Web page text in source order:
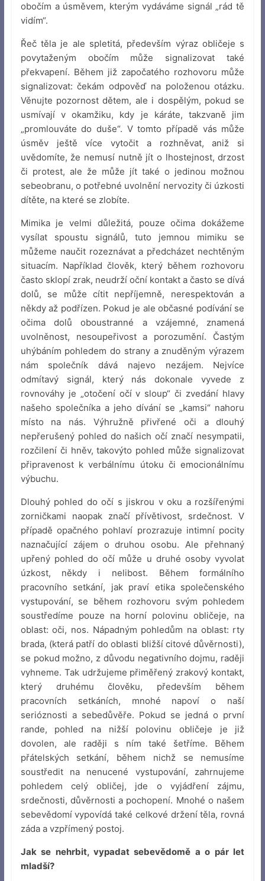
obočím a úsměvem, kterým vydáváme signál „rád tě
vidím“.
Řeč těla je ale spletitá, především výraz obličeje s
povytaženým obočím může signalizovat také
překvapení. Během již započatého rozhovoru může
signalizovat: čekám odpověď na položenou otázku.
Věnujte pozornost dětem, ale i dospělým, pokud se
usmívají v okamžiku, kdy je káráte, takzvaně jim
„promlouváte do duše“. V tomto případě vás může
úsměv ještě více vytočit a rozhněvat, aniž si
uvědomíte, že nemusí nutně jít o lhostejnost, drzost
či protest, ale že může jít také o jedinou možnou
sebeobranu, o potřebné uvolnění nervozity či úzkosti
dítěte, na které se zlobíte.
Mimika je velmi důležitá, pouze očima dokážeme
vysílat spoustu signálů, tuto jemnou mimiku se
můžeme naučit rozeznávat a předcházet nechtěným
situacím. Například člověk, který během rozhovoru
často sklopí zrak, neudrží oční kontakt a často se dívá
dolů, se může cítit nepříjemně, nerespektován a
někdy až podřízen. Pokud je ale občasné podívání se
očima dolů oboustranné a vzájemné, znamená
uvolněnost, nesoupeřivost a porozumění. Častým
uhýbáním pohledem do strany a znuděným výrazem
nám společník dává najevo nezájem. Nejvíce
odmítavý signál, který nás dokonale vyvede z
rovnováhy je „otočení očí v sloup“ či zvedání hlavy
našeho společníka a jeho dívání se „kamsi“ nahoru
místo na nás. Výhružně přivřené oči a dlouhý
nepřerušený pohled do našich očí značí nesympatii,
rozčilení či hněv, takovýto pohled může signalizovat
připravenost k verbálnímu útoku či emocionálnímu
výbuchu.
Dlouhý pohled do očí s jiskrou v oku a rozšířenými
zorničkami naopak značí přívětivost, srdečnost. V
případě opačného pohlaví prozrazuje intimní pocity
naznačující zájem o druhou osobu. Ale přehnaný
upřený pohled do očí může u druhé osoby vyvolat
úzkost, někdy i nelibost. Během formálního
pracovního setkání, jak praví etika společenského
vystupování, se během rozhovoru svým pohledem
soustředíme pouze na horní polovinu obličeje, na
oblast: oči, nos. Nápadným pohledům na oblast: rty
brada, (která patří do oblasti bližší citové důvěrnosti),
se pokud možno, z důvodu negativního dojmu, raději
vyhneme. Tak udržujeme přiměřený zrakový kontakt,
který druhému člověku, především během
pracovních setkáních, mnohé napoví o naší
serióznosti a sebedůvěře. Pokud se jedná o první
rande, pohled na nižší polovinu obličeje je již
dovolen, ale raději s ním také šetříme. Během
přátelských setkání, během nichž se nemusíme
soustředit na nenucené vystupování, zahrnujeme
pohledem celý obličej, jde o vyjádření zájmu,
srdečnosti, důvěrnosti a pochopení. Mnohé o našem
sebevědomí vypovídá také celkové držení těla, rovná
záda a vzpřímený postoj.
Jak se nehrbit, vypadat sebevědomě a o pár let
mladší?